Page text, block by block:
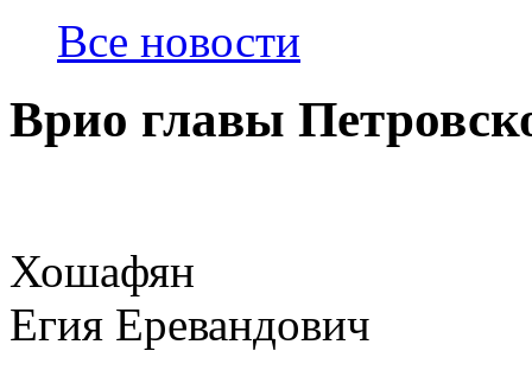
Все новости
Врио главы
Хошафян
Егия Еревандович